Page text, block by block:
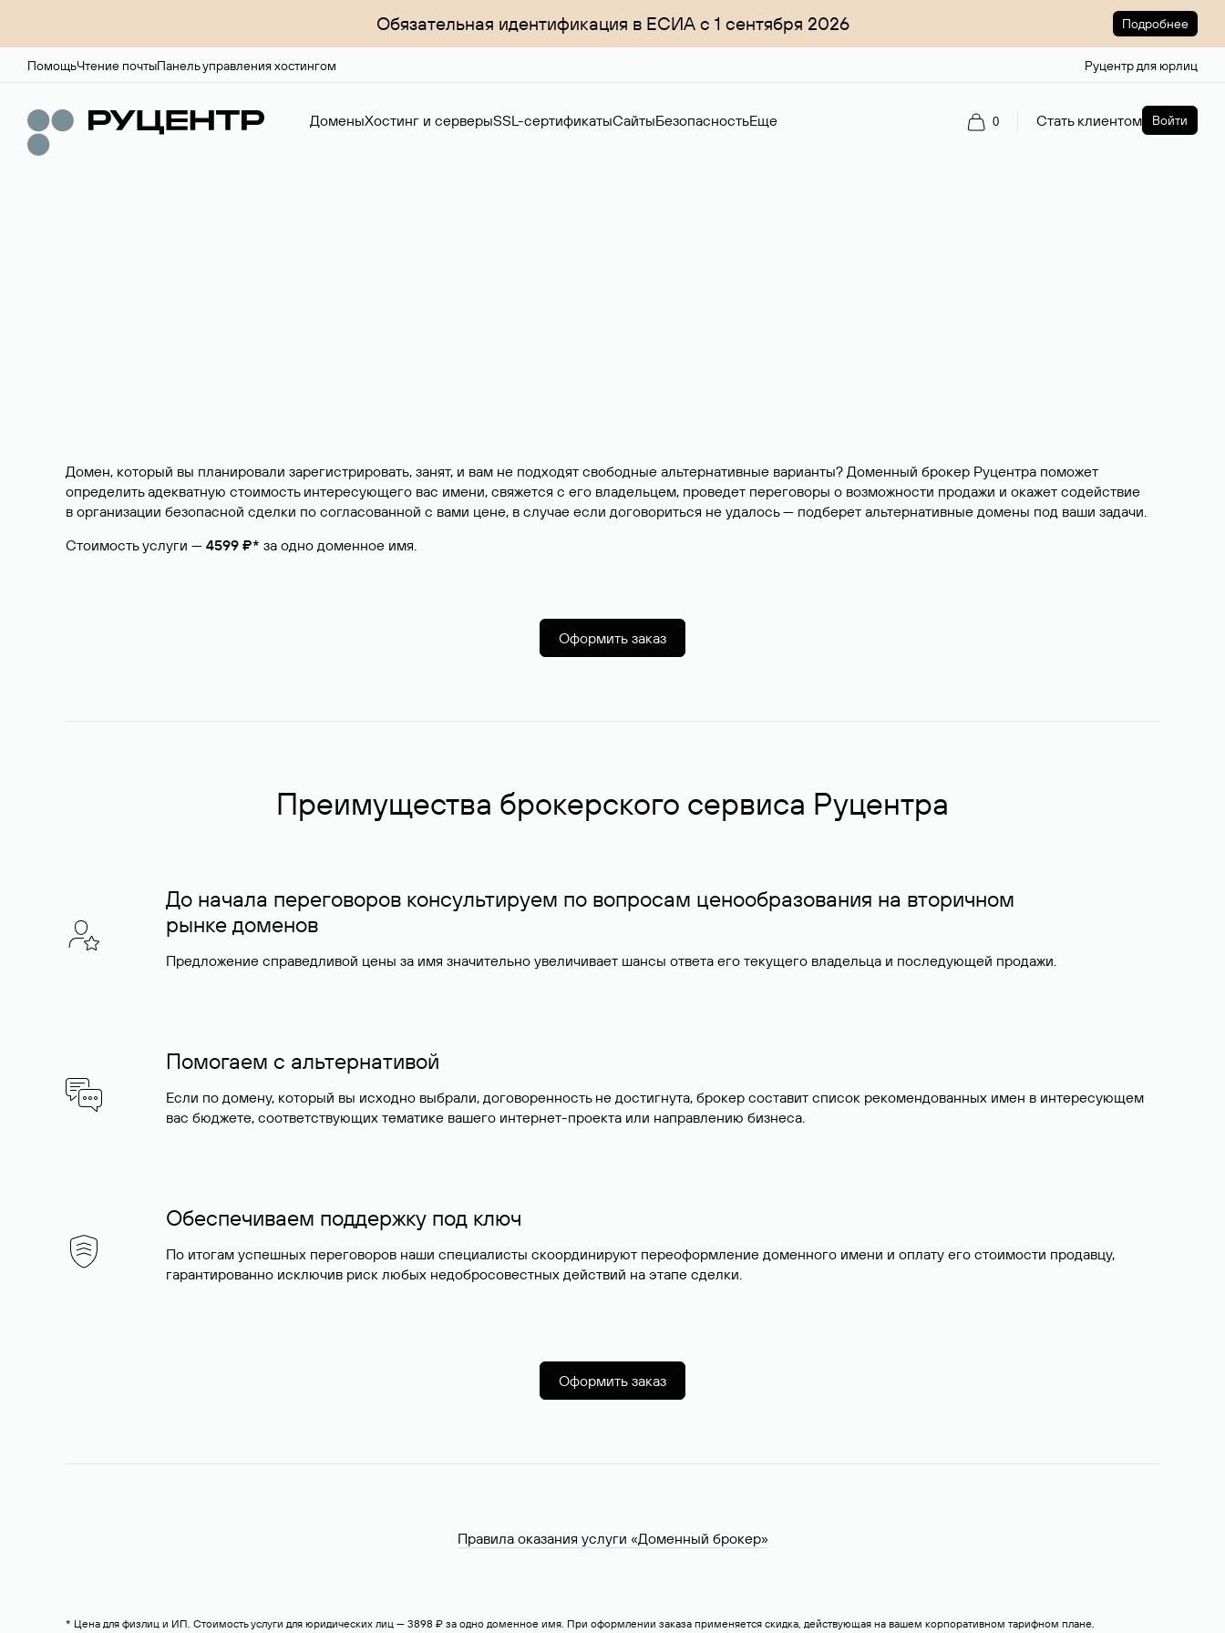
Обязательная идентификация в ЕСИА с 1 сентября 2026 Подробнее
ПомощьЧтение почтыПанель управления хостингом Руцентр для юрлиц
ДоменыХостинг и серверыSSL-сертификатыСайтыБезопасностьЕще 0 Стать клиентом Войти
Домен, который вы планировали зарегистрировать, занят, и вам не подходят свободные альтернативные варианты? Доменный брокер Руцентра поможет
определить адекватную стоимость интересующего вас имени, свяжется с его владельцем, проведет переговоры о возможности продажи и окажет содействие
в организации безопасной сделки по согласованной с вами цене, в случае если договориться не удалось — подберет альтернативные домены под ваши задачи.
Стоимость услуги — 4599 ₽* за одно доменное имя.
Оформить заказ
Преимущества брокерского сервиса Руцентра
До начала переговоров консультируем по вопросам ценообразования на вторичном
рынке доменов
Предложение справедливой цены за имя значительно увеличивает шансы ответа его текущего владельца и последующей продажи.
Помогаем с альтернативой
Если по домену, который вы исходно выбрали, договоренность не достигнута, брокер составит список рекомендованных имен в интересующем
вас бюджете, соответствующих тематике вашего интернет-проекта или направлению бизнеса.
Обеспечиваем поддержку под ключ
По итогам успешных переговоров наши специалисты скоординируют переоформление доменного имени и оплату его стоимости продавцу,
гарантированно исключив риск любых недобросовестных действий на этапе сделки.
Оформить заказ
Правила оказания услуги «Доменный брокер»
* Цена для физлиц и ИП. Стоимость услуги для юридических лиц — 3898 ₽ за одно доменное имя. При оформлении заказа применяется скидка, действующая на вашем корпоративном тарифном плане.